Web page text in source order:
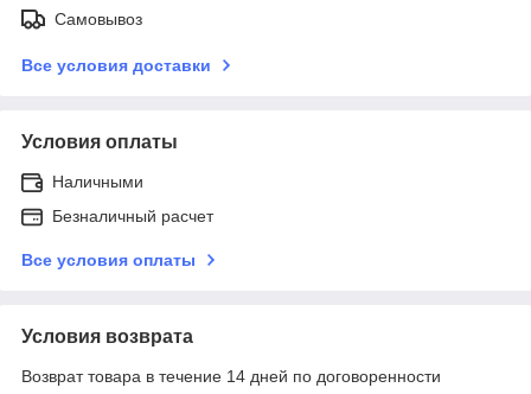
Самовывоз
Все условия доставки
Условия оплаты
Наличными
Безналичный расчет
Все условия оплаты
Условия возврата
Возврат товара в течение 14 дней по договоренности